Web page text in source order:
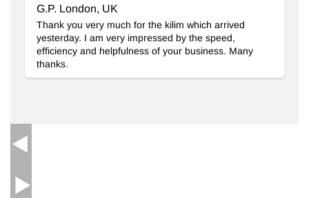
G.P. London, UK
Thank you very much for the kilim which arrived
yesterday. I am very impressed by the speed,
efficiency and helpfulness of your business. Many
thanks.